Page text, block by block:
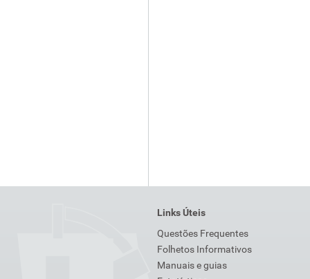
Links Úteis
Questões Frequentes
Folhetos Informativos
Manuais e guias